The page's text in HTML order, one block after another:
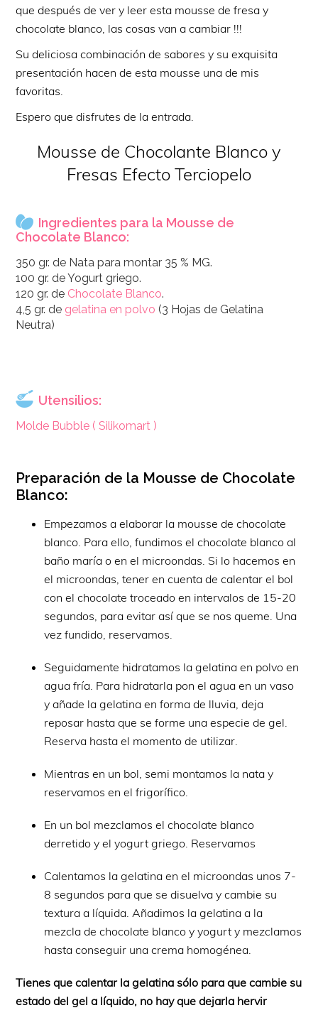
que después de ver y leer esta mousse de fresa y
chocolate blanco, las cosas van a cambiar !!!
Su deliciosa combinación de sabores y su exquisita
presentación hacen de esta mousse una de mis
favoritas.
Espero que disfrutes de la entrada.
Mousse de Chocolante Blanco y
Fresas Efecto Terciopelo
Ingredientes para la Mousse de
Chocolate Blanco:
350 gr. de Nata para montar 35 % MG.
100 gr. de Yogurt griego.
120 gr. de Chocolate Blanco.
4,5 gr. de gelatina en polvo (3 Hojas de Gelatina
Neutra)
Utensilios:
Molde Bubble ( Silikomart )
Preparación de la Mousse de Chocolate
Blanco:
Empezamos a elaborar la mousse de chocolate
blanco. Para ello, fundimos el chocolate blanco al
baño maría o en el microondas. Si lo hacemos en
el microondas, tener en cuenta de calentar el bol
con el chocolate troceado en intervalos de 15-20
segundos, para evitar así que se nos queme. Una
vez fundido, reservamos.
Seguidamente hidratamos la gelatina en polvo en
agua fría. Para hidratarla pon el agua en un vaso
y añade la gelatina en forma de lluvia, deja
reposar hasta que se forme una especie de gel.
Reserva hasta el momento de utilizar.
Mientras en un bol, semi montamos la nata y
reservamos en el frigorífico.
En un bol mezclamos el chocolate blanco
derretido y el yogurt griego. Reservamos
Calentamos la gelatina en el microondas unos 7-
8 segundos para que se disuelva y cambie su
textura a líquida. Añadimos la gelatina a la
mezcla de chocolate blanco y yogurt y mezclamos
hasta conseguir una crema homogénea.
Tienes que calentar la gelatina sólo para que cambie su
estado del gel a líquido, no hay que dejarla hervir